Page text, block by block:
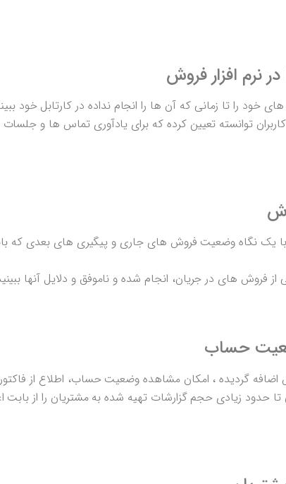
نرم افزار فروش
خود را تا زمانی که آن ها را انجام نداده در کارتابل خود
توانسته تعیین کرده که برای یادآوری تماس ها و
با یک نگاه وضعیت فروش های جاری و پیگیری های بعدی که
فروش های در جریان، انجام شده و ناموفق و دلایل آنها
حساب
اضافه گردیده ، امکان مشاهده وضعیت حساب، اطلاع از
حدود زیادی حجم گزارشات تهیه شده به مشتریان را از بابت